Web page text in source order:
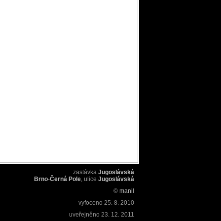
zastávka Jugoslávská
Brno-Černá Pole, ulice Jugoslávská
© manil
vyfoceno 25. 8. 2010
uveřejněno 23. 12. 2011